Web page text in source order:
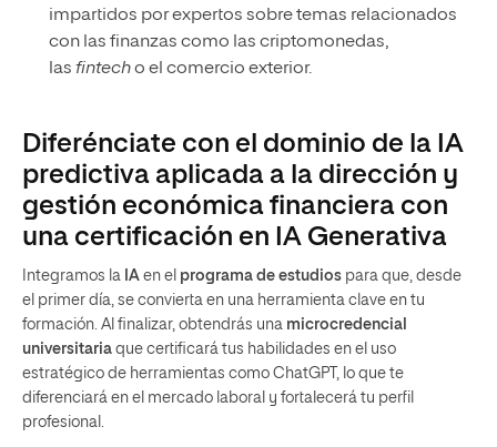
impartidos por expertos sobre temas relacionados
con las finanzas como las criptomonedas,
las fintecho el comercio exterior.
Diferénciate con el dominio de la IA
predictiva aplicada a la dirección y
gestión económica financiera con
una certificación en IA Generativa
Integramos la IA en el programa de estudios para que, desde
el primer día, se convierta en una herramienta clave en tu
formación. Al finalizar, obtendrás una microcredencial
universitaria que certificará tus habilidades en el uso
estratégico de herramientas como ChatGPT, lo que te
diferenciará en el mercado laboral y fortalecerá tu perfil
profesional.